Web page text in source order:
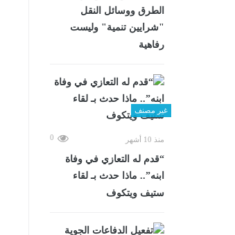
الطرق ووسائل النقل
"شرايين تنمية" وليست
رفاهية
غير مصنف
منذ 10 أشهر 0
“قدم له التعازي في وفاة
ابنه”.. ماذا حدث بـ لقاء
ستيف ويتكوف